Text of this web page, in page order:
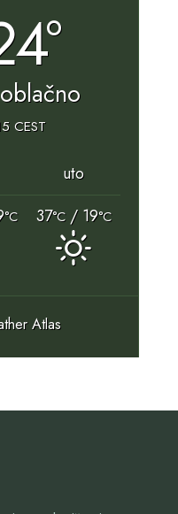
CEST
uto
°C 37°C/ 19°C
Atlas